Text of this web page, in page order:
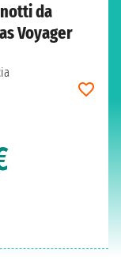
da
Voyager